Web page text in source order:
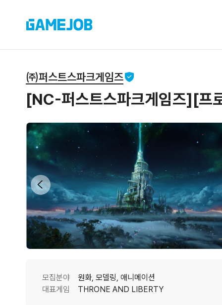
㈜퍼스트스파크게임즈
[NC-퍼스트스파크게임즈][프
모집분야
원화, 모델링, 애니메이션
대표게임
THRONE AND LIBERTY